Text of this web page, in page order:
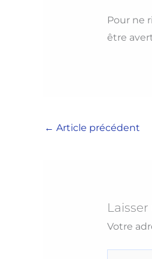
Pour ne
être
← Article précédent
Votre